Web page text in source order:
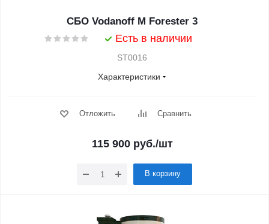
СБО Vodanoff M Forester 3
Есть в наличии
ST0016
Характеристики
Отложить Сравнить
115 900 руб./шт
В корзину